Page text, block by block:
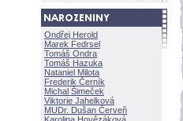
Ondřej Herold
Marek Fedrsel
Tomáš Ondra
Tomáš Hazuka
Nataniel Milota
Frederik Černík
Michal Šimeček
Viktorie Jahelkov
MUDr. Dušan Červeň